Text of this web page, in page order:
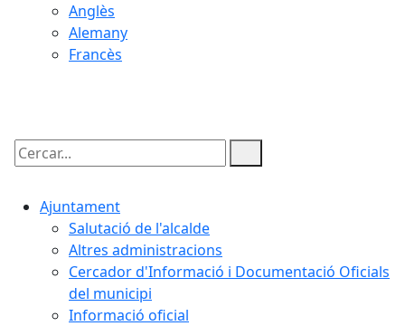
Anglès
Alemany
Francès
Cercar:
Ajuntament
Salutació de l'alcalde
Altres administracions
Cercador d'Informació i Documentació Oficials
del municipi
Informació oficial